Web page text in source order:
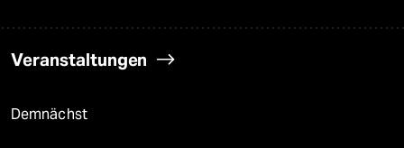
Veranstaltungen
Demnächst